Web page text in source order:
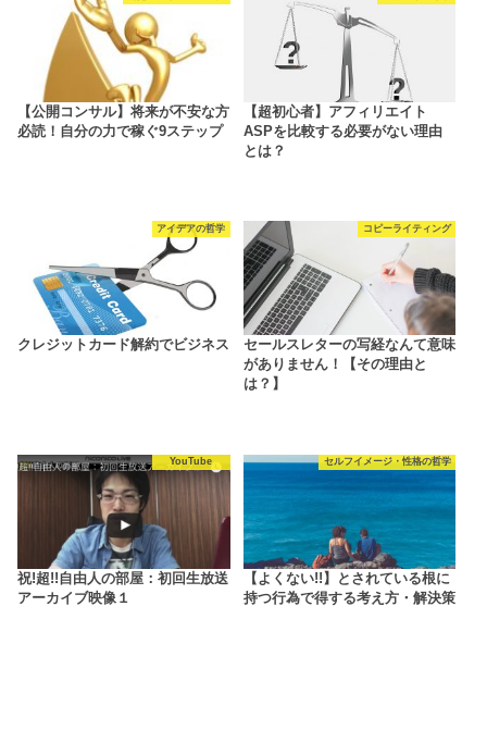
【公開コンサル】将来が不安な方
必読！自分の力で稼ぐ9ステップ
【超初心者】アフィリエイト
ASPを比較する必要がない理由
とは？
アイデアの哲学
クレジットカード解約でビジネス
コピーライティング
セールスレターの写経なんて意味
がありません！【その理由と
は？】
YouTube
祝!超!!自由人の部屋：初回生放送
アーカイブ映像１
セルフイメージ・性格の哲学
【よくない!!】とされている根に
持つ行為で得する考え方・解決策